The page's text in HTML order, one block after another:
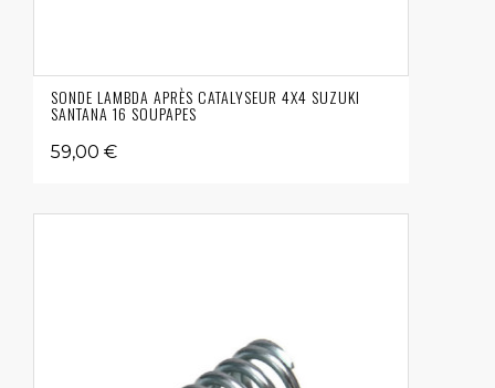
SONDE LAMBDA APRÈS CATALYSEUR 4X4 SUZUKI
SANTANA 16 SOUPAPES
59,00 €